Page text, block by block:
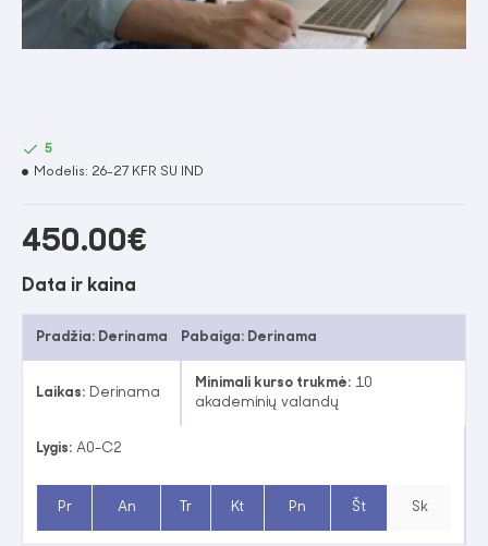
450.00€
5
Modelis: 26-27 KFR SU IND
Data ir kaina
Pradžia: Derinama Pabaiga: Derinama
Laikas: Derinama
Minimali kurso trukmė: 10
akademinių valandų
Lygis: A0-C2
Pr An Tr Kt Pn Št Sk